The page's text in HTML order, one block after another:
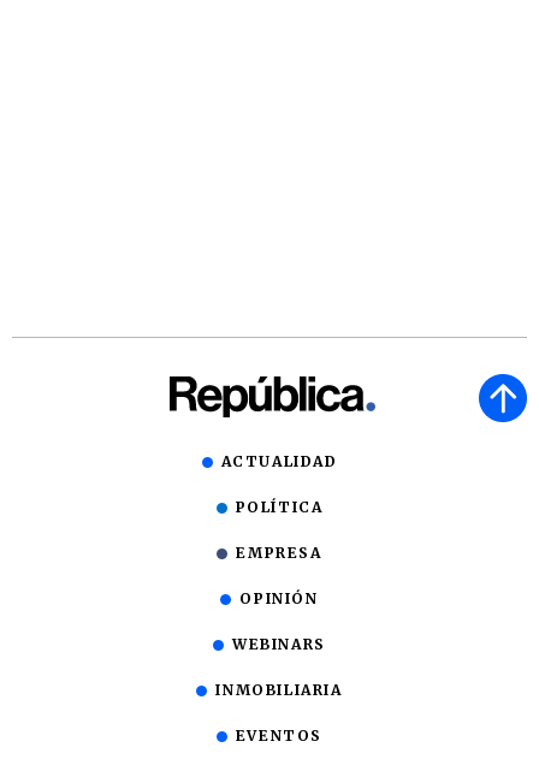
ACTUALIDAD
POLÍTICA
EMPRESA
OPINIÓN
WEBINARS
INMOBILIARIA
EVENTOS